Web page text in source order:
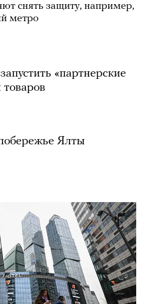
снять защиту, например,
метро
«партнерские
Ялты